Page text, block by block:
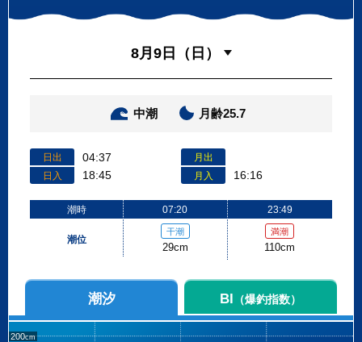
中潮 月齢25.7
日出 04:37
日入 18:45
月出
月入
16:16
潮時
潮位
07:20
干潮
29cm
23:49
満潮
110cm
潮汐 BI （爆釣指数）
200